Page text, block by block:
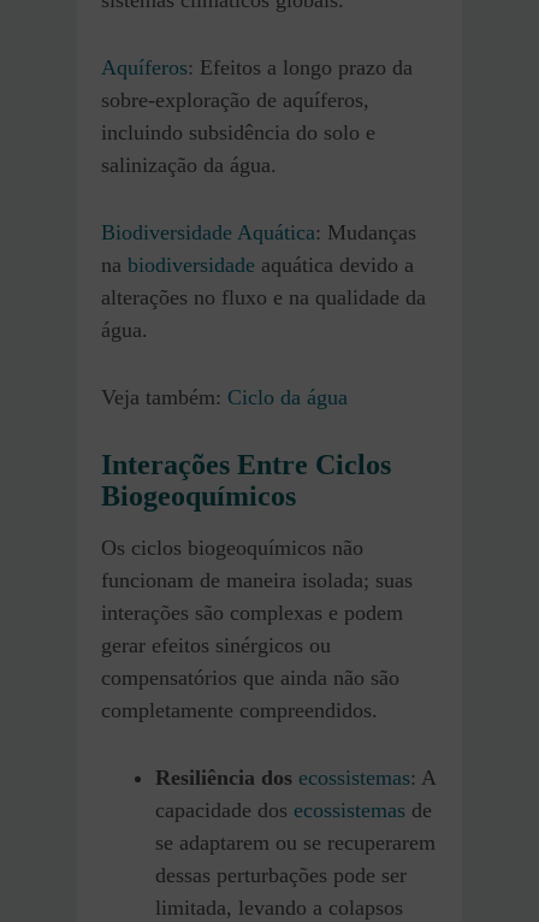
Aquíferos: Efeitos a longo prazo da
sobre-exploração de aquíferos,
incluindo subsidência do solo e
salinização da água.
Biodiversidade Aquática: Mudanças
na biodiversidade aquática devido a
alterações no fluxo e na qualidade da
água.
Veja também: Ciclo da água
Interações Entre Ciclos
Biogeoquímicos
Os ciclos biogeoquímicos não
funcionam de maneira isolada; suas
interações são complexas e podem
gerar efeitos sinérgicos ou
compensatórios que ainda não são
completamente compreendidos.
Resiliência dos ecossistemas: A
capacidade dos ecossistemas de
se adaptarem ou se recuperarem
dessas perturbações pode ser
limitada, levando a colapsos